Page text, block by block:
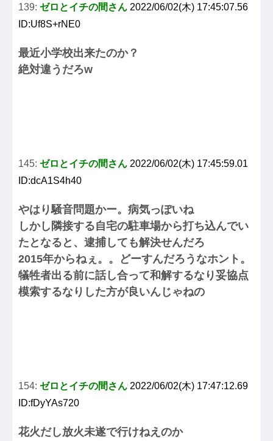
139: ゼロとイチの間さん 2022/06/02(木) 17:45:07.56
ID:Uf8S+rNE0
最近小学校出来たのか？
絶対違うだろw
145: ゼロとイチの間さん 2022/06/02(木) 17:45:59.01
ID:dcA1S4h40
やはり騒音問題かー。病気っぽいね
しかし隣接する自宅の駐車場から打ち込んでい
たとなると、逮捕しても解決せんだろ
2015年からねぇ。。どーすんだろうなホント。
犠牲者出る前に話し合って和解するなり妥協点
模索するなりした方が良いんじゃねの
154: ゼロとイチの間さん 2022/06/02(木) 17:47:12.69
ID:fDyYAs720
花火だし放火未遂で行けねえのか